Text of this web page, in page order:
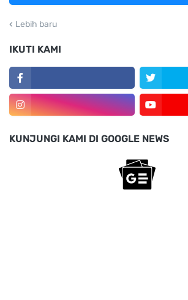
Lebih baru
IKUTI KAMI
KUNJUNGI KAMI DI GOOGLE NEWS